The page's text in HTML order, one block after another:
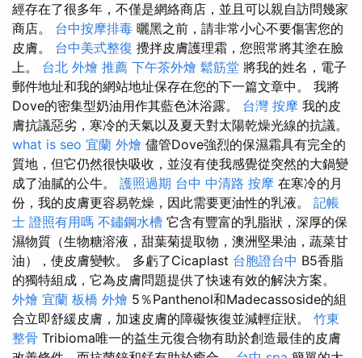
經存在了很多年，不僅是網絡商店，並且可以親自訪問幾家
商店。 台中按摩排毒 曬黑之前，請非常小心不要傷害您的
皮膚。 台中美式整復 攪拌皮膚護理霜，您照常將其塗在臉
上。 台北 外燴 推薦 下午茶外燴 鬆筋堂 將我的姓名，電子
郵件地址和我的網站地址保存在您的下一篇文章中。 我將
Dove的密集型奶油用作其藍色沐浴露。 台灣 按摩 我的皮
膚抗議惡劣，寒冷的天氣以及夏天對太陽乾燥光線的抗議。
what is seo 宜蘭 外燴 儘管Dove強烈的保濕霜具有完全的
質地，但它仍然很快吸收，並沒有使我感覺從突然的大鍋變
成了油膩的公牛。 護照過期 台中 中清路 按摩 在寒冷的月
份，我的皮膚更容易乾燥，因此需要更油性的乳液。 記帳
士 證照有用嗎 不鏽鋼水槽 它含有豐富的乳脂狀，深厚的保
濕物質（生物糖溶液，甜葉菊提取物，澳洲堅果油，蔬菜甘
油），使皮膚變軟。 多虧了Cicaplast 台胞證台中 B5香脂
的獨特組成，它為皮膚問題提供了快速有效的解決方案。
外燴 宜蘭 板橋 外燴 5％Panthenol和Madecassoside的組
合立即舒緩皮膚，加速皮膚的障礙恢復並減輕症狀。 竹東
整骨 Tribioma唯一的益生元復合物有助於創造最佳的皮膚